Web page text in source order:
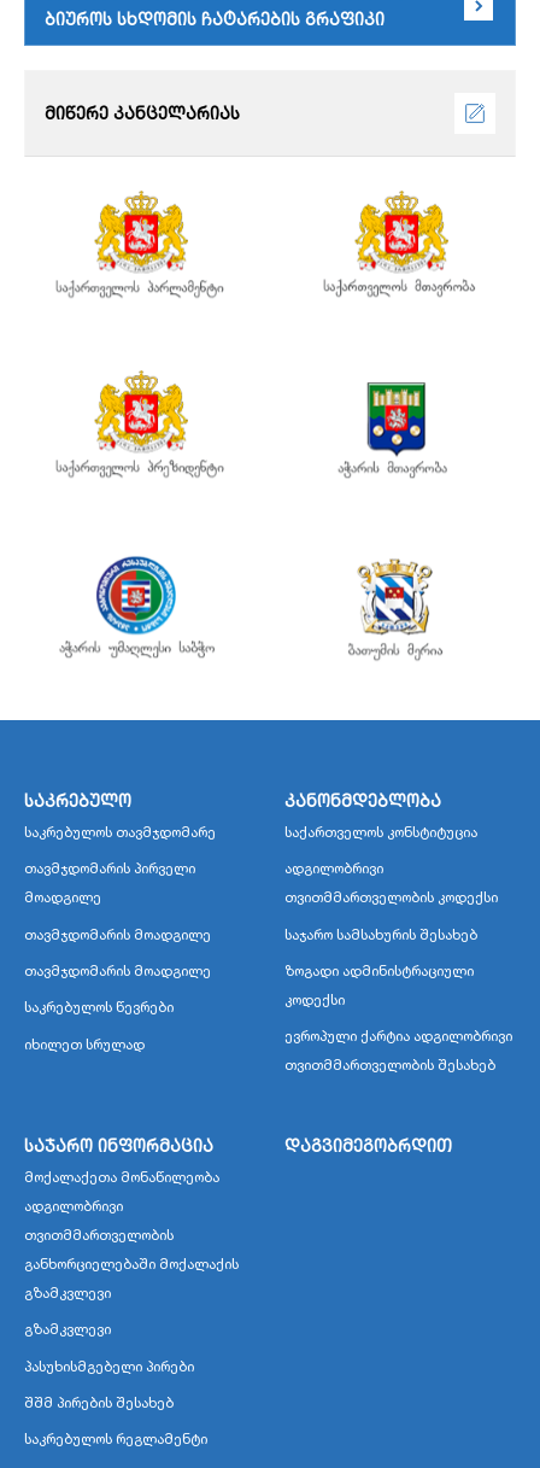
ბიუროს სხდომის ჩატარების გრაფიკი
მიწერე კანცელარიას
საკრებულო
საკრებულოს თავმჯდომარე
თავმჯდომარის პირველი
მოადგილე
თავმჯდომარის მოადგილე
თავმჯდომარის მოადგილე
საკრებულოს წევრები
იხილეთ სრულად
კანონმდებლობა
საქართველოს კონსტიტუცია
ადგილობრივი
თვითმმართველობის კოდექსი
საჯარო სამსახურის შესახებ
ზოგადი ადმინისტრაციული
კოდექსი
ევროპული ქარტია ადგილობრივი
თვითმმართველობის შესახებ
საჯარო ინფორმაცია
მოქალაქეთა მონაწილეობა
ადგილობრივი
თვითმმართველობის
განხორციელებაში მოქალაქის
გზამკვლევი
გზამკვლევი
პასუხისმგებელი პირები
შშმ პირების შესახებ
საკრებულოს რეგლამენტი
დაგვიმეგობრდით